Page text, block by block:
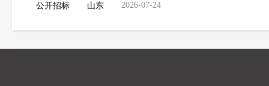
公开招标 山东 2026-07-24